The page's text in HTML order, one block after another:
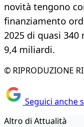
novità tengono
finanziamento
2025 di quasi
9,4 miliardi.
© RIPRODUZIONE
Seguici anche
Altro di Attualità